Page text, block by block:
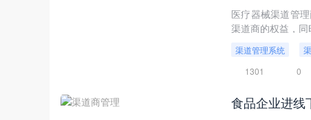
医疗器械渠道管
渠道商的权益，同
渠道管理系统
1301
0
食品企业进线